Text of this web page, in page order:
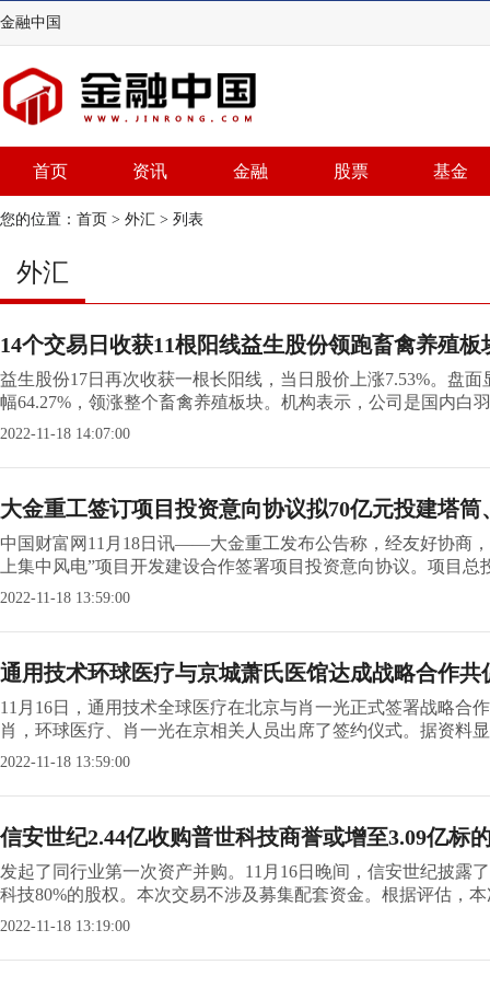
金融中国
首页 资讯 金融 股票 基金
您的位置： 首页 > 外汇 > 列表
外汇
14个交易日收获11根阳线益生股份领跑畜禽养殖板
益生股份17日再次收获一根长阳线，当日股价上涨7.53%。盘
幅64.27%，领涨整个畜禽养殖板块。机构表示，公司是国内白
2022-11-18 14:07:00
大金重工签订项目投资意向协议拟70亿元投建塔
中国财富网11月18日讯——大金重工发布公告称，经友好协商
上集中风电”项目开发建设合作签署项目投资意向协议。项目总
2022-11-18 13:59:00
通用技术环球医疗与京城萧氏医馆达成战略合作
11月16日，通用技术全球医疗在北京与肖一光正式签署战略合
肖，环球医疗、肖一光在京相关人员出席了签约仪式。据资料
2022-11-18 13:59:00
信安世纪2.44亿收购普世科技商誉或增至3.09亿标
发起了同行业第一次资产并购。11月16日晚间，信安世纪披露
科技80%的股权。本次交易不涉及募集配套资金。根据评估，
2022-11-18 13:19:00